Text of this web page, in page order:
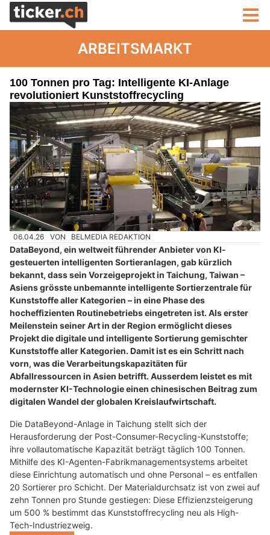
ARBEITSMARKT
100 Tonnen pro Tag: Intelligente KI-Anlage
revolutioniert Kunststoffrecycling
06.04.26 VON BELMEDIA REDAKTION
DataBeyond, ein weltweit führender Anbieter von KI-
gesteuerten intelligenten Sortieranlagen, gab kürzlich
bekannt, dass sein Vorzeigeprojekt in Taichung, Taiwan –
Asiens grösste unbemannte intelligente Sortierzentrale für
Kunststoffe aller Kategorien – in eine Phase des
hocheffizienten Routinebetriebs eingetreten ist. Als erster
Meilenstein seiner Art in der Region ermöglicht dieses
Projekt die digitale und intelligente Sortierung gemischter
Kunststoffe aller Kategorien. Damit ist es ein Schritt nach
vorn, was die Verarbeitungskapazitäten für
Abfallressourcen in Asien betrifft. Ausserdem leistet es mit
modernster KI-Technologie einen chinesischen Beitrag zum
digitalen Wandel der globalen Kreislaufwirtschaft.
Die DataBeyond-Anlage in Taichung stellt sich der
Herausforderung der Post-Consumer-Recycling-Kunststoffe;
ihre vollautomatische Kapazität beträgt täglich 100 Tonnen.
Mithilfe des KI-Agenten-Fabrikmanagementsystems arbeitet
diese Einrichtung automatisch und ohne Personal – es entfallen
20 Sortierer pro Schicht. Der Materialdurchsatz ist von zwei auf
zehn Tonnen pro Stunde gestiegen: Diese Effizienzsteigerung
um 500 % bestimmt das Kunststoffrecycling neu als High-
Tech-Industriezweig.